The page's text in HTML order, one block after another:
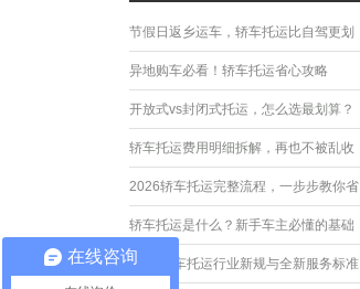
节假日返乡运车，轿车托运比自驾更划
算
异地购车必看！轿车托运省心攻略
开放式vs封闭式托运，怎么选最划算？
轿车托运费用明细拆解，再也不被乱收
费
2026轿车托运完整流程，一步步教你省
心运车
轿车托运是什么？新手车主必懂的基础
常识
2026轿车托运行业新规与全新服务标准
在线咨询